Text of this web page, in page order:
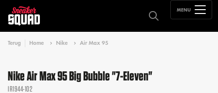
MENU
Terug Home Nike Air Max 95
Nike Air Max 95 Big Bubble "7-Eleven"
IR1944-102